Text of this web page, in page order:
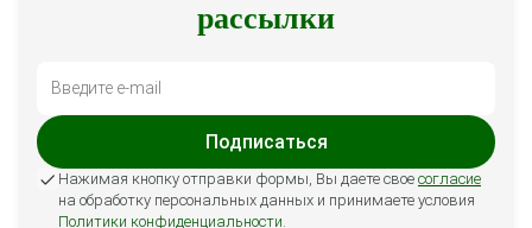
рассылки
Подписаться
Нажимая кнопку отправки формы, Вы даете свое согласие
на обработку персональных данных и принимаете условия
Политики конфиденциальности.